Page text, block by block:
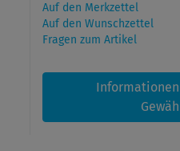
Auf den Merkzettel
Auf den Wunschzettel
Fragen zum Artikel